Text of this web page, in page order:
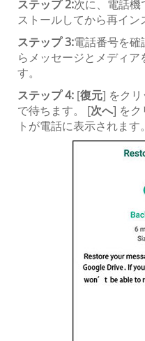
ステップ 2:次に、電話
ストールしてから再イン
ステップ 3:電話番号を
らメッセージとメディア
す。
ステップ 4: [復元] をクリ
で待ちます。 [次へ] をク
トが電話に表示されます。